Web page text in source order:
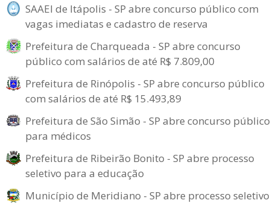
SAAEI de Itápolis - SP abre concurso público com
vagas imediatas e cadastro de reserva
Prefeitura de Charqueada - SP abre concurso
público com salários de até R$ 7.809,00
Prefeitura de Rinópolis - SP abre concurso público
com salários de até R$ 15.493,89
Prefeitura de São Simão - SP abre concurso público
para médicos
Prefeitura de Ribeirão Bonito - SP abre processo
seletivo para a educação
Município de Meridiano - SP abre processo seletivo